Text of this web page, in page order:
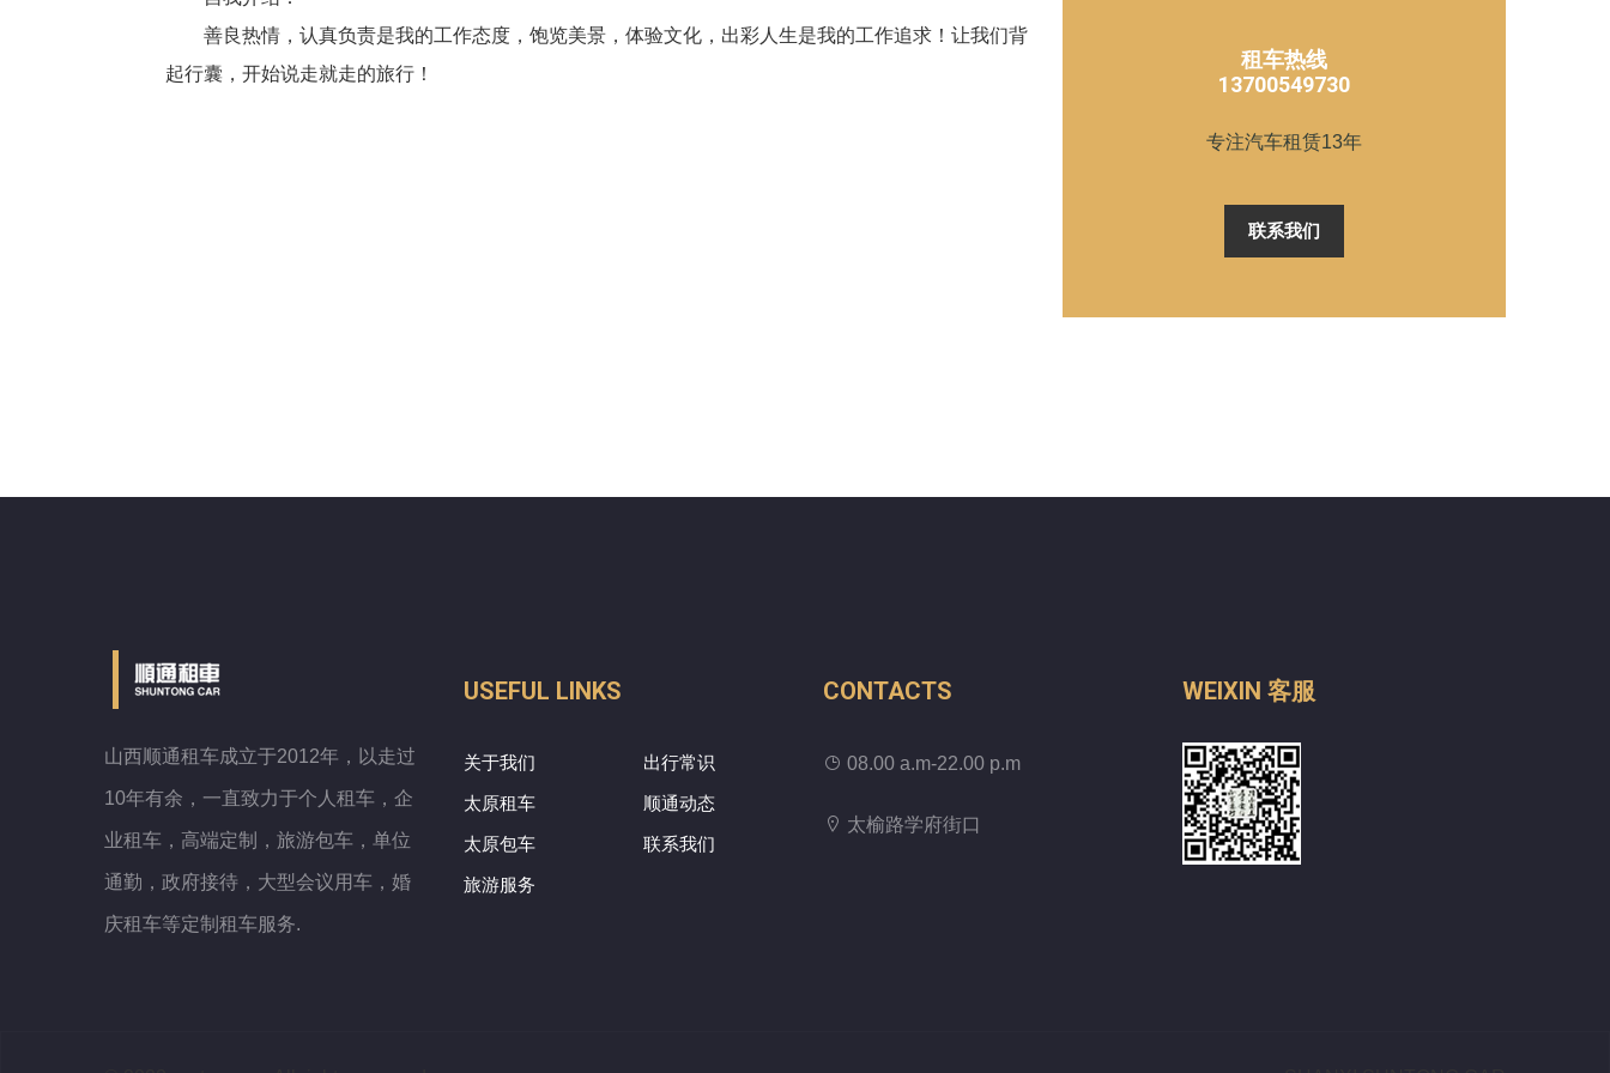
善良热情，认真负责是我的工作态度，饱览美景，体验文化，出彩人生是我的工作追求！让我们背
起行囊，开始说走就走的旅行！
租车热线
13700549730
专注汽车租赁13年
联系我们
山西顺通租车成立于2012年，以走过
10年有余，一直致力于个人租车，企
业租车，高端定制，旅游包车，单位
通勤，政府接待，大型会议用车，婚
庆租车等定制租车服务.
USEFUL LINKS
关于我们
太原租车
太原包车
旅游服务
出行常识
顺通动态
联系我们
CONTACTS
08.00 a.m-22.00 p.m
太榆路学府街口
WEIXIN 客服